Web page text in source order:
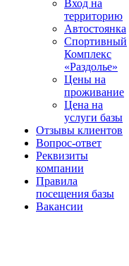
Вход на
территорию
Автостоянка
Спортивный
Комплекс
«Раздолье»
Цены на
проживание
Цена на
услуги базы
Отзывы клиентов
Вопрос-ответ
Реквизиты
компании
Правила
посещения базы
Вакансии